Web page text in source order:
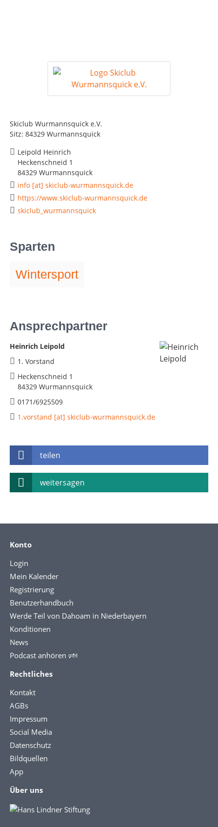
Skiclub Wurmannsquick e.V.
Sitz: 84329 Wurmannsquick
Leipold Heinrich
Heckenschneid 1
84329 Wurmannsquick
info [at] skiclub-wurmannsquick.de
https://www.skiclub-wurmannsquick.de
skiclub_wurmannsquick
Sparten
Wintersport
Ansprechpartner
Heinrich Leipold
1. Vorstand
Heckenschneid 1
84329 Wurmannsquick
0171/6925509
1.vorstand [at] skiclub-wurmannsquick.de
teilen
weitersagen
Konto
Login
Mein Kalender
Registrierung
Benutzerhandbuch
Werde Teil von Dahoam in Niederbayern
Konditionen
News
Podcast anhören 🕬
Rechtliches
Kontakt
AGBs
Impressum
Social Media
Datenschutz
Bildquellen
App
Über uns